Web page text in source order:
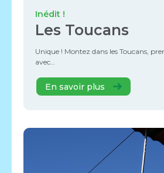
Inédit !
Les Toucans
Unique ! Montez dans les Toucans,
avec…
En savoir plus